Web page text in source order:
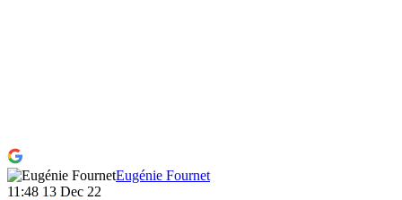
Eugénie Fournet
11:48 13 Dec 22